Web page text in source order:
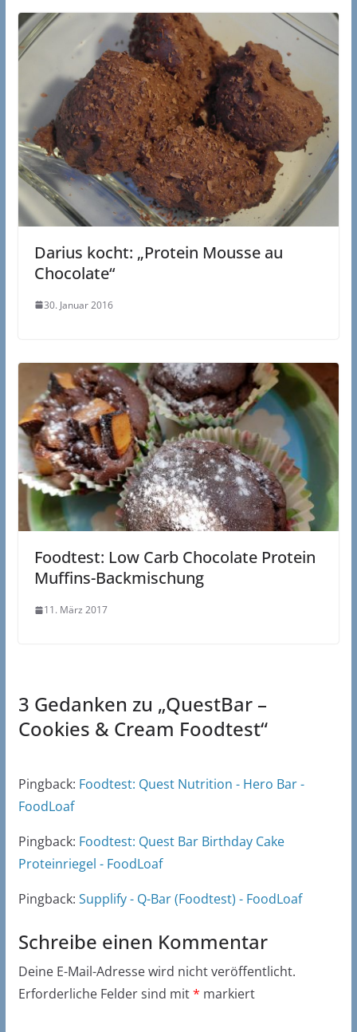
Darius kocht: „Protein Mousse au
Chocolate“
30. Januar 2016
Foodtest: Low Carb Chocolate Protein
Muffins-Backmischung
11. März 2017
3 Gedanken zu „QuestBar –
Cookies & Cream Foodtest“
Pingback: Foodtest: Quest Nutrition - Hero Bar -
FoodLoaf
Pingback: Foodtest: Quest Bar Birthday Cake
Proteinriegel - FoodLoaf
Pingback: Supplify - Q-Bar (Foodtest) - FoodLoaf
Schreibe einen Kommentar
Deine E-Mail-Adresse wird nicht veröffentlicht.
Erforderliche Felder sind mit* markiert